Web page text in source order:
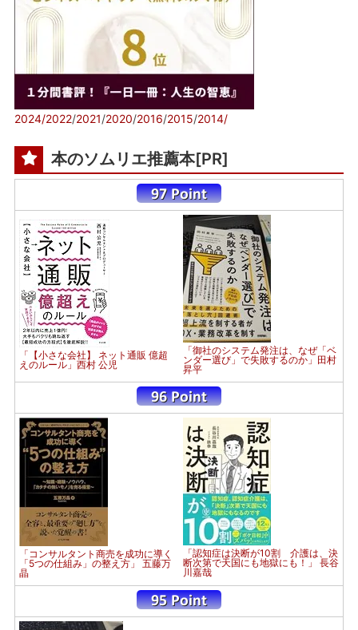
2024/2022/2021/2020/2016/2015/2014/
本のソムリエ推薦本[PR]
「【小さな会社】 ネット通販 億超
えのルール」西村 公児
「御社のシステム発注は、なぜ「ベ
ンダー選び」で失敗するのか」田村
昇平
「コンサルタント商売を成功に導く
「5つの仕組み」の整え方」 五藤万
晶
「認知症は決断が10割 介護は、決
断次第で天国にも地獄にも！」 長谷
川嘉哉